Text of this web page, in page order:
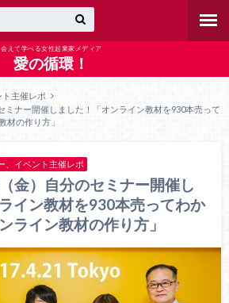
会えて学べる女性起業家メディア
愛の循環！
主催レポ
ミナー開催しました！「オンライン教材を930本売って
材の作り方」
、イベント主催レポ
金）自分のセミナー開催し
イン教材を930本売ってわか
ライン教材の作り方」